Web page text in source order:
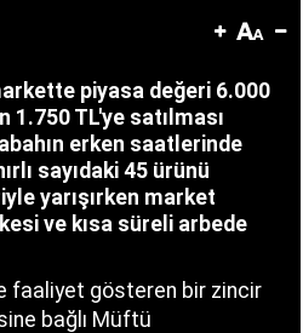
piyasa değeri 6.000
1.750 TL'ye satılması
erken saatlerinde
sayıdaki 45 ürünü
yarışırken market
ve kısa süreli arbede
faaliyet gösteren bir zincir
bağlı Müftü